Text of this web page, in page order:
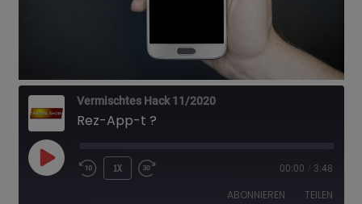
Vermischtes Hack 11/2020
Rez-App-t ?
PLAY
1X 00:00 / 3:48
ABONNIEREN TEILEN